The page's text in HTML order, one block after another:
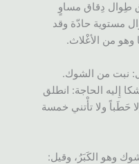
طِوال دِقاق مساوٍ
مستوية حادّة وقد
من الأغْلاث.
نبت من الشوك.
إِليه الحاجة: انطلق
حَطَباً ولا تأْتني خمسة
وهو الكَبَرُ، وقيل: